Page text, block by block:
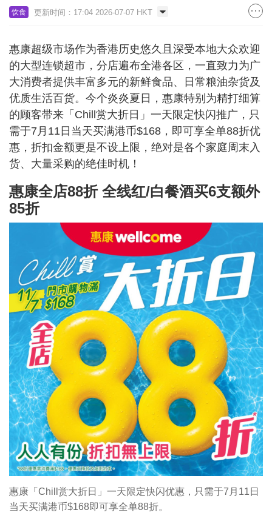
饮食 更新时间：17:04 2026-07-07 HKT
惠康超级市场作为香港历史悠久且深受本地大众欢迎
的大型连锁超市，分店遍布全港各区，一直致力为广
大消费者提供丰富多元的新鲜食品、日常粮油杂货及
优质生活百货。今个炎炎夏日，惠康特别为精打细算
的顾客带来「Chill赏大折日」一天限定快闪推广，只
需于7月11日当天买满港币$168，即可享全单88折优
惠，折扣金额更是不设上限，绝对是各个家庭周末入
货、大量采购的绝佳时机！
惠康全店88折 全线红/白餐酒买6支额外
85折
惠康「Chill赏大折日」一天限定快闪优惠，只需于7月11日
当天买满港币$168即可享全单88折。